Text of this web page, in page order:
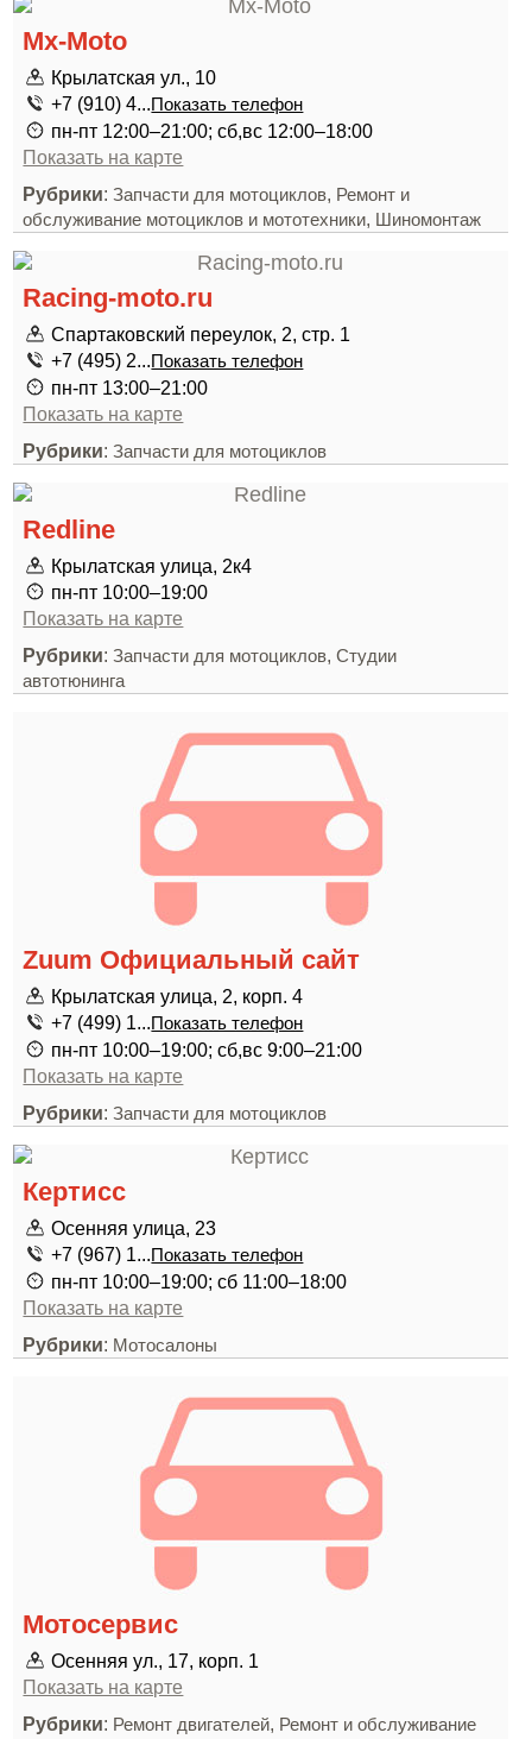
Mx-Moto
Крылатская ул., 10
+7 (910) 4...Показать телефон
пн-пт 12:00–21:00; сб,вс 12:00–18:00
Показать на карте
Рубрики:Запчасти для мотоциклов, Ремонт и
обслуживание мотоциклов и мототехники, Шиномонтаж
Racing-moto.ru
Спартаковский переулок, 2, стр. 1
+7 (495) 2...Показать телефон
пн-пт 13:00–21:00
Показать на карте
Рубрики:Запчасти для мотоциклов
Redline
Крылатская улица, 2к4
пн-пт 10:00–19:00
Показать на карте
Рубрики:Запчасти для мотоциклов,Студии
автотюнинга
Zuum Официальный сайт
Крылатская улица, 2, корп. 4
+7 (499) 1...Показать телефон
пн-пт 10:00–19:00; сб,вс 9:00–21:00
Показать на карте
Рубрики:Запчасти для мотоциклов
Кертисс
Осенняя улица, 23
+7 (967) 1...Показать телефон
пн-пт 10:00–19:00; сб 11:00–18:00
Показать на карте
Рубрики: Мотосалоны
Мотосервис
Осенняя ул., 17, корп. 1
Показать на карте
Рубрики: Ремонт двигателей, Ремонт и обслуживание